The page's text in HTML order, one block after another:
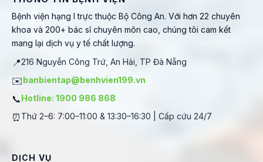
Bệnh viện hạng I trực thuộc Bộ Công An. Với hơn 22 chuyên
khoa và 200+ bác sĩ chuyên môn cao, chúng tôi cam kết
mang lại dịch vụ y tế chất lượng.
📍216 Nguyễn Công Trứ, An Hải, TP Đà Nẵng
✉️banbientap@benhvien199.vn
📞Hotline: 1900 986 868
⏰ Thứ 2–6: 7:00–11:00 & 13:30–16:30 | Cấp cứu 24/7
DỊCH VỤ